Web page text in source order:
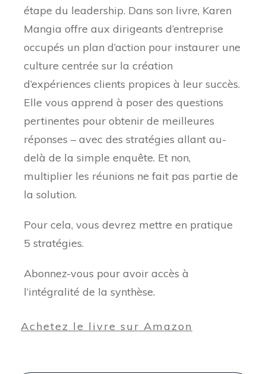
étape du leadership. Dans son livre, Karen
Mangia offre aux dirigeants d’entreprise
occupés un plan d’action pour instaurer une
culture centrée sur la création
d’expériences clients propices à leur succès.
Elle vous apprend à poser des questions
pertinentes pour obtenir de meilleures
réponses – avec des stratégies allant au-
delà de la simple enquête. Et non,
multiplier les réunions ne fait pas partie de
la solution.
Pour cela, vous devrez mettre en pratique
5 stratégies.
Abonnez-vous pour avoir accès à
l’intégralité de la synthèse.
Achetez le livre sur Amazon